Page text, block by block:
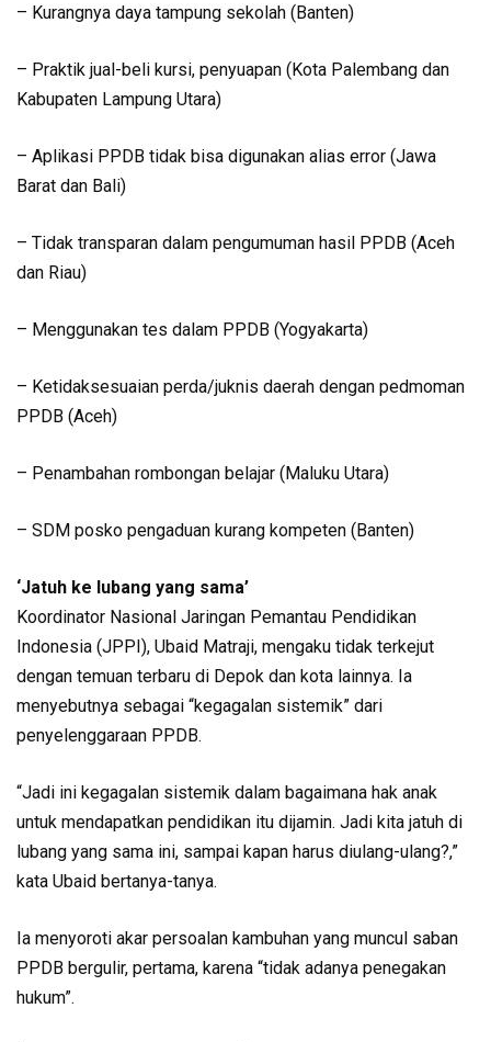
– Kurangnya daya tampung sekolah (Banten)
– Praktik jual-beli kursi, penyuapan (Kota Palembang dan
Kabupaten Lampung Utara)
– Aplikasi PPDB tidak bisa digunakan alias error (Jawa
Barat dan Bali)
– Tidak transparan dalam pengumuman hasil PPDB (Aceh
dan Riau)
– Menggunakan tes dalam PPDB (Yogyakarta)
– Ketidaksesuaian perda/juknis daerah dengan pedmoman
PPDB (Aceh)
– Penambahan rombongan belajar (Maluku Utara)
– SDM posko pengaduan kurang kompeten (Banten)
‘Jatuh ke lubang yang sama’
Koordinator Nasional Jaringan Pemantau Pendidikan
Indonesia (JPPI), Ubaid Matraji, mengaku tidak terkejut
dengan temuan terbaru di Depok dan kota lainnya. Ia
menyebutnya sebagai “kegagalan sistemik” dari
penyelenggaraan PPDB.
“Jadi ini kegagalan sistemik dalam bagaimana hak anak
untuk mendapatkan pendidikan itu dijamin. Jadi kita jatuh di
lubang yang sama ini, sampai kapan harus diulang-ulang?,”
kata Ubaid bertanya-tanya.
Ia menyoroti akar persoalan kambuhan yang muncul saban
PPDB bergulir, pertama, karena “tidak adanya penegakan
hukum”.